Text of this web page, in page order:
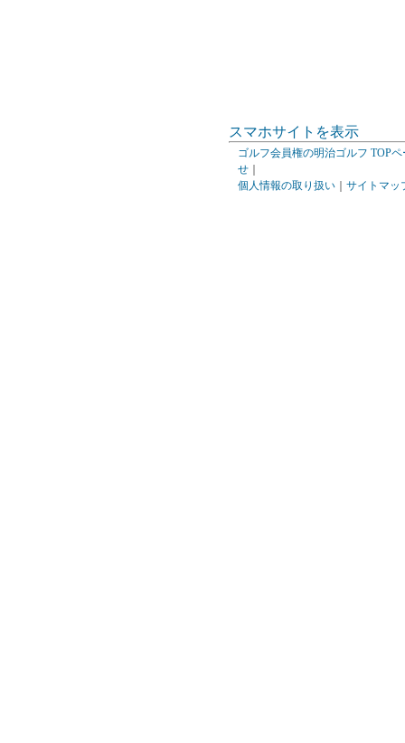
スマホサイトを表示
ゴルフ会員権の明治ゴルフ TOPペ
せ
個人情報の取り扱い
サイトマッ